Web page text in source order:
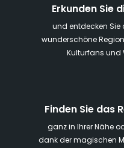
Erkunden Sie
und entdecken Sie
wunderschöne
Kulturfans und
Finden Sie das
ganz in Ihrer Nähe
dank der magischen